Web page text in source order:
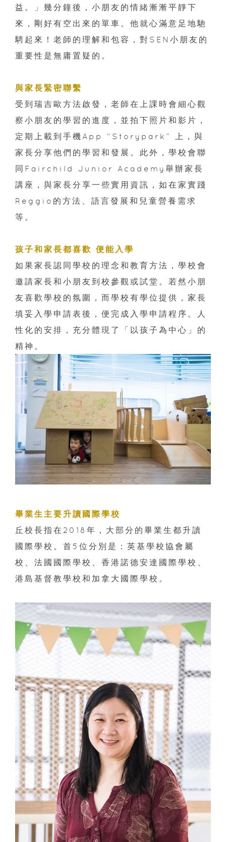
益。」幾分鐘後，小朋友的情緒漸漸平靜下
來，剛好有空出來的單車。他就心滿意足地馳
騁起來！老師的理解和包容，對SEN小朋友的
重要性是無庸置疑的。
與家長緊密聯繫
受到瑞吉歐方法啟發，老師在上課時會細心觀
察小朋友的學習的進度，並拍下照片和影片，
定期上載到手機App “Storypark” 上，與
家長分享他們的學習和發展。此外，學校會聯
同Fairchild Junior Academy舉辦家長
講座，與家長分享一些實用資訊，如在家實踐
Reggio的方法、語言發展和兒童營養需求
等。
孩子和家長都喜歡 便能入學
如果家長認同學校的理念和教育方法，學校會
邀請家長和小朋友到校參觀或試堂。若然小朋
友喜歡學校的氛圍，而學校有學位提供，家長
填妥入學申請表後，便完成入學申請程序。人
性化的安排，充分體現了「以孩子為中心」的
精神。
畢業生主要升讀國際學校
丘校長指在2018年，大部分的畢業生都升讀
國際學校。首5位分別是：英基學校協會屬
校、法國國際學校、香港諾德安達國際學校、
港島基督教學校和加拿大國際學校。